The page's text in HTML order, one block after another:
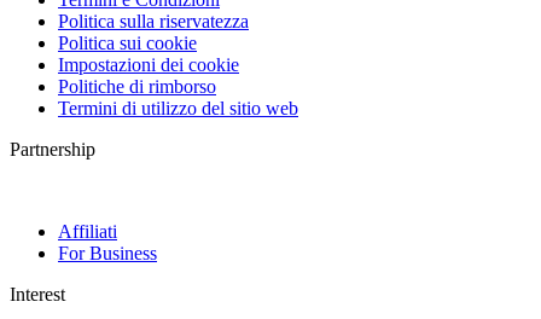
Politica sulla riservatezza
Politica sui cookie
Impostazioni dei cookie
Politiche di rimborso
Termini di utilizzo del sitio web
Partnership
Affiliati
For Business
Interest